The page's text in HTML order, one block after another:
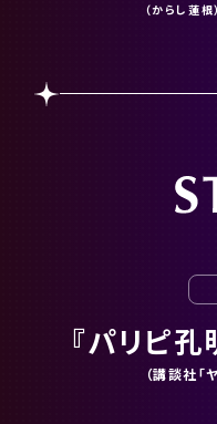
（からし蓮根）
『パリピ孔
（講談社「